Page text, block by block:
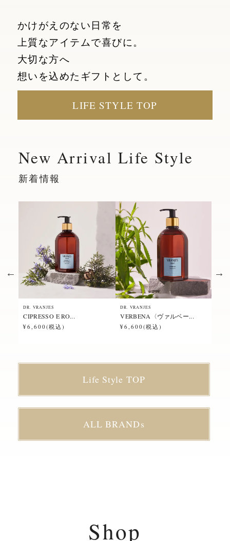
かけがえのない日常を
上質なアイテムで喜びに。
大切な方へ
想いを込めたギフトとして。
LIFE STYLE TOP
New Arrival Life Style
新着情報
DR. VRANJES
CIPRESSO E RO...
¥6,600(税込)
DR. VRANJES
VERBENA〈ヴァルベー...
¥6,600(税込)
Life Style TOP
ALL BRANDs
Shop